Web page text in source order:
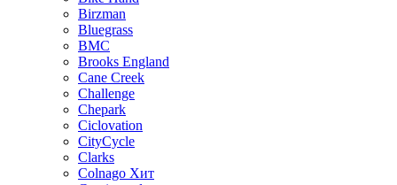
Birzman
Bluegrass
BMC
Brooks England
Cane Creek
Challenge
Chepark
Ciclovation
CityCycle
Clarks
Colnago Хит